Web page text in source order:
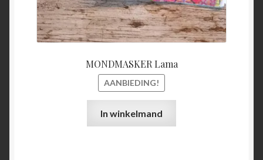
MONDMASKER Lama
AANBIEDING!
In winkelmand